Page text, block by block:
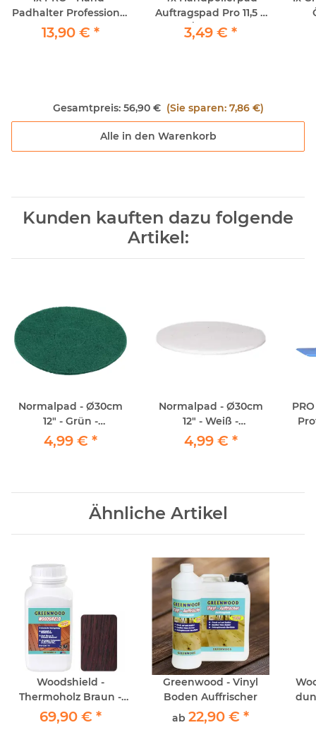
Padhalter Professional
ca 10x25
13,90 € *
Auftragspad Pro 11,5 x
25cm / 1Stück echte
Schafwolle
3,49 € *
Gesamtpreis: 56,90 € (Sie sparen: 7,86 €)
Alle in den Warenkorb
Kunden kauften dazu folgende
Artikel:
Normalpad - Ø30cm
12" - Grün -
Maschinenpad
4,99 € *
Normalpad - Ø30cm
12" - Weiß -
Maschinenpad
4,99 € *
Ähnliche Artikel
Woodshield -
Thermoholz Braun -
Außenholz & Terrassen
Versiegelung Elastisch
69,90 € *
Greenwood - Vinyl
Boden Auffrischer
ab 22,90 € *